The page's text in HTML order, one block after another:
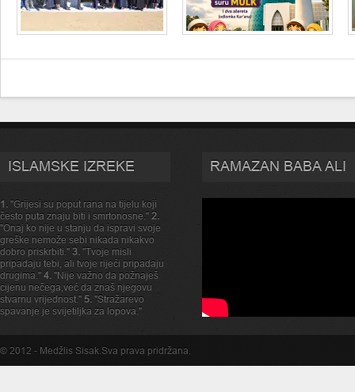
ISLAMSKE IZREKE
1. "Grijesi su poput rana na tijelu koji
često puta znaju biti i smrtonosne." 2.
"Onaj ko nije u stanju da ispravi svoje
greške nemože sebi nikada nikakvo
dobro priskrbiti." 3. "Tvoje misli
pripadaju tebi, ali tvoje rijeći pripadaju
drugima." 4. "Nije važno da požnaješ
cijenu nečega,već da znaš njegovu
stvarnu vrijednost." 5. "Stražarevo
spavanje je svijetiljka za lopova."
RAMAZAN BABA ALI
© 2012 - Medžlis Sisak.Sva prava pridržana.